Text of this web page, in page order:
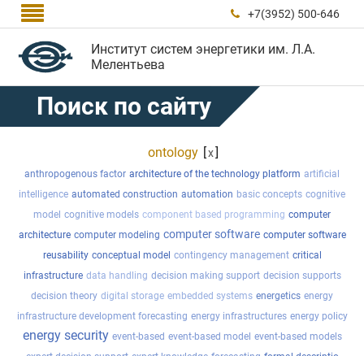
  +7(3952) 500-646
Институт систем энергетики им. Л.А.
Мелентьева
Поиск по сайту
ontology [x]
anthropogenous factor architecture of the technology platform artificial
intelligence automated construction automation basic concepts cognitive
model cognitive models component based programming computer
architecture computer modeling computer software computer software
reusability conceptual model contingency management critical
infrastructure data handling decision making support decision supports
decision theory digital storage embedded systems energetics energy
infrastructure development forecasting energy infrastructures energy policy
energy security event-based event-based model event-based models